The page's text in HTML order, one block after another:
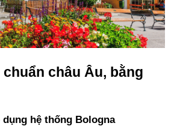
châu Âu, bằng
dụng hệ thống Bologna